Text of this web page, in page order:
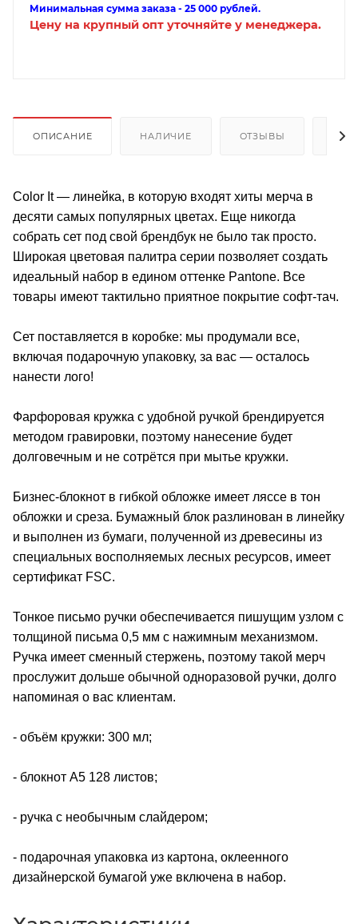
Минимальная сумма заказа - 25 000 рублей.
Цену на крупный опт уточняйте у менеджера.
ОПИСАНИЕ НАЛИЧИЕ ОТЗЫВЫ
Color It — линейка, в которую входят хиты мерча в
десяти самых популярных цветах. Еще никогда
собрать сет под свой брендбук не было так просто.
Широкая цветовая палитра серии позволяет создать
идеальный набор в едином оттенке Pantone. Все
товары имеют тактильно приятное покрытие софт-тач.
Сет поставляется в коробке: мы продумали все,
включая подарочную упаковку, за вас — осталось
нанести лого!
Фарфоровая кружка с удобной ручкой брендируется
методом гравировки, поэтому нанесение будет
долговечным и не сотрётся при мытье кружки.
Бизнес-блокнот в гибкой обложке имеет ляссе в тон
обложки и среза. Бумажный блок разлинован в линейку
и выполнен из бумаги, полученной из древесины из
специальных восполняемых лесных ресурсов, имеет
сертификат FSC.
Тонкое письмо ручки обеспечивается пишущим узлом с
толщиной письма 0,5 мм с нажимным механизмом.
Ручка имеет сменный стержень, поэтому такой мерч
прослужит дольше обычной одноразовой ручки, долго
напоминая о вас клиентам.
- объём кружки: 300 мл;
- блокнот А5 128 листов;
- ручка с необычным слайдером;
- подарочная упаковка из картона, оклеенного
дизайнерской бумагой уже включена в набор.